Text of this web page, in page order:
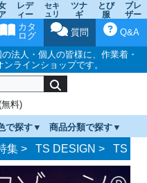
レデ
ィー
ス
ワー
キン
グ
セキ
ュリ
ティ
ウェ
ツナ
ギ
とび
服
鳶作
業用
ブレ
ザー
ツ
Q&A
質問
カタ
ログ
法人・個人の皆様に、作業着・
ラインショップです。
無料)
で探す 商品分類で探す
集 > TS DESIGN > TS